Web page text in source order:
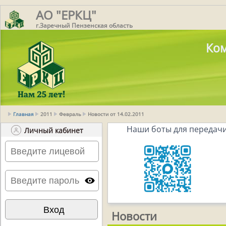
АО "ЕРКЦ"
г.Заречный Пензенская область
Главная 2011 Февраль Новости от 14.02.2011
Личный кабинет Наши боты для
Новости